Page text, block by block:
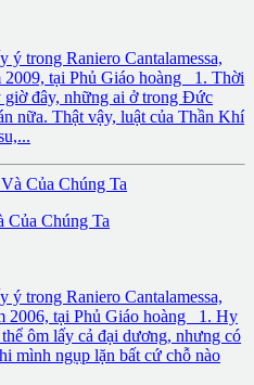
trong Raniero Cantalamessa,
2009, tại Phủ Giáo hoàng 1. Thời
giờ đây, những ai ở trong Đức
nữa. Thật vậy, luật của Thần Khí
Chúng Ta
trong Raniero Cantalamessa,
2006, tại Phủ Giáo hoàng 1. Hy
ôm lấy cả đại dương, nhưng có
mình ngụp lặn bất cứ chỗ nào